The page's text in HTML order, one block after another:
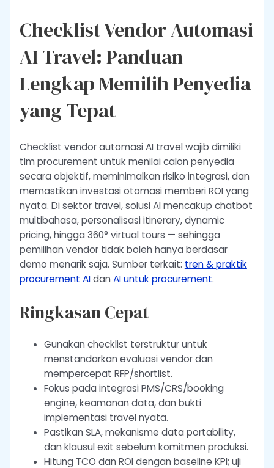
Checklist Vendor Automasi
AI Travel: Panduan
Lengkap Memilih Penyedia
yang Tepat
Checklist vendor automasi AI travel wajib dimiliki
tim procurement untuk menilai calon penyedia
secara objektif, meminimalkan risiko integrasi, dan
memastikan investasi otomasi memberi ROI yang
nyata. Di sektor travel, solusi AI mencakup chatbot
multibahasa, personalisasi itinerary, dynamic
pricing, hingga 360° virtual tours — sehingga
pemilihan vendor tidak boleh hanya berdasar
demo menarik saja. Sumber terkait: tren & praktik
procurement AIdan AI untuk procurement.
Ringkasan Cepat
Gunakan checklist terstruktur untuk
menstandarkan evaluasi vendor dan
mempercepat RFP/shortlist.
Fokus pada integrasi PMS/CRS/booking
engine, keamanan data, dan bukti
implementasi travel nyata.
Pastikan SLA, mekanisme data portability,
dan klausul exit sebelum komitmen produksi.
Hitung TCO dan ROI dengan baseline KPI; uji